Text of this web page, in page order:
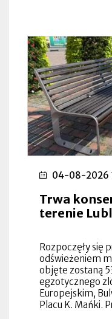
04-08-2026
Trwa
terenie
Rozpoczęły się
odświeżeniem
objęte zostaną
egzotycznego
Europejskim,
Placu K. Mańki.